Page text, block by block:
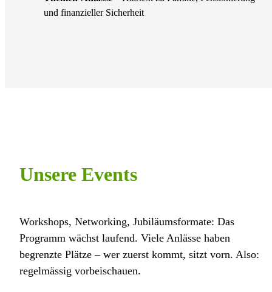
und finanzieller Sicherheit
Unsere Events
Workshops, Networking, Jubiläumsformate: Das
Programm wächst laufend. Viele Anlässe haben
begrenzte Plätze – wer zuerst kommt, sitzt vorn. Also:
regelmässig vorbeischauen.